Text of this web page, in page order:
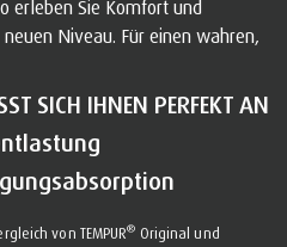
erleben Sie Komfort und
Niveau. Für einen wahren,
SICH IHNEN PERFEKT AN
von TEMPUR® Original und